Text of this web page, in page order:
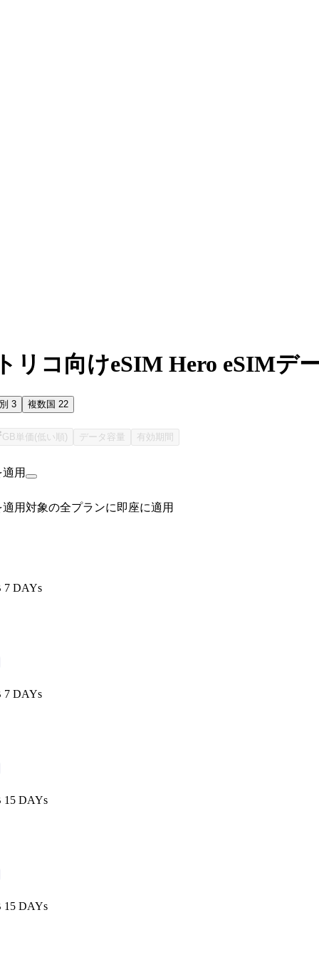
リコ向けeSIM Hero eSIMデ
3 複数国 22
GB単価(低い順) データ容量 有効期間
用
用対象の全プランに即座に適用
7 DAYs
7 DAYs
15 DAYs
15 DAYs